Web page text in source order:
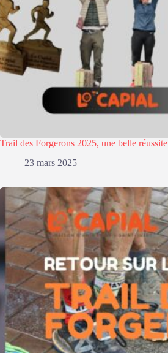
Trail des Forgerons 2025, une belle réussite
23 mars 2025